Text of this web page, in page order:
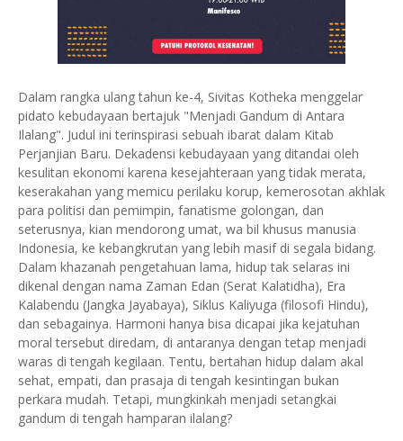
Dalam rangka ulang tahun ke-4, Sivitas Kotheka menggelar
pidato kebudayaan bertajuk "Menjadi Gandum di Antara
Ilalang". Judul ini terinspirasi sebuah ibarat dalam Kitab
Perjanjian Baru. Dekadensi kebudayaan yang ditandai oleh
kesulitan ekonomi karena kesejahteraan yang tidak merata,
keserakahan yang memicu perilaku korup, kemerosotan akhlak
para politisi dan pemimpin, fanatisme golongan, dan
seterusnya, kian mendorong umat, wa bil khusus manusia
Indonesia, ke kebangkrutan yang lebih masif di segala bidang.
Dalam khazanah pengetahuan lama, hidup tak selaras ini
dikenal dengan nama Zaman Edan (Serat Kalatidha), Era
Kalabendu (Jangka Jayabaya), Siklus Kaliyuga (filosofi Hindu),
dan sebagainya. Harmoni hanya bisa dicapai jika kejatuhan
moral tersebut diredam, di antaranya dengan tetap menjadi
waras di tengah kegilaan. Tentu, bertahan hidup dalam akal
sehat, empati, dan prasaja di tengah kesintingan bukan
perkara mudah. Tetapi, mungkinkah menjadi setangkai
gandum di tengah hamparan ilalang?